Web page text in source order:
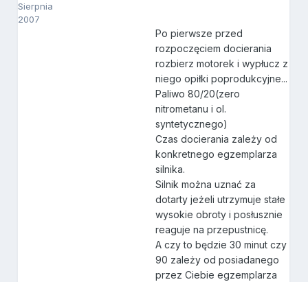
Sierpnia
2007
Po pierwsze przed
rozpoczęciem docierania
rozbierz motorek i wypłucz z
niego opiłki poprodukcyjne...
Paliwo 80/20(zero
nitrometanu i ol.
syntetycznego)
Czas docierania zależy od
konkretnego egzemplarza
silnika.
Silnik można uznać za
dotarty jeżeli utrzymuje stałe
wysokie obroty i posłusznie
reaguje na przepustnicę.
A czy to będzie 30 minut czy
90 zależy od posiadanego
przez Ciebie egzemplarza